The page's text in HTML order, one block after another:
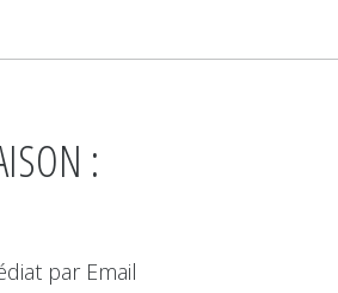
:
par Email